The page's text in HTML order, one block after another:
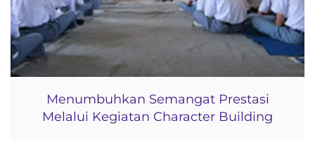
Menumbuhkan Semangat Prestasi
Melalui Kegiatan Character Building